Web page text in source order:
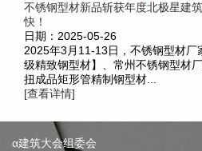
不锈钢型材新品斩获年度北极星建
快！
日期：2025-05-26
2025年3月11-13日，不锈钢型材厂
级精致钢型材】、常州不锈钢型材
扭成品矩形管精制钢型材...
[查看详情]
α建筑大会组委会